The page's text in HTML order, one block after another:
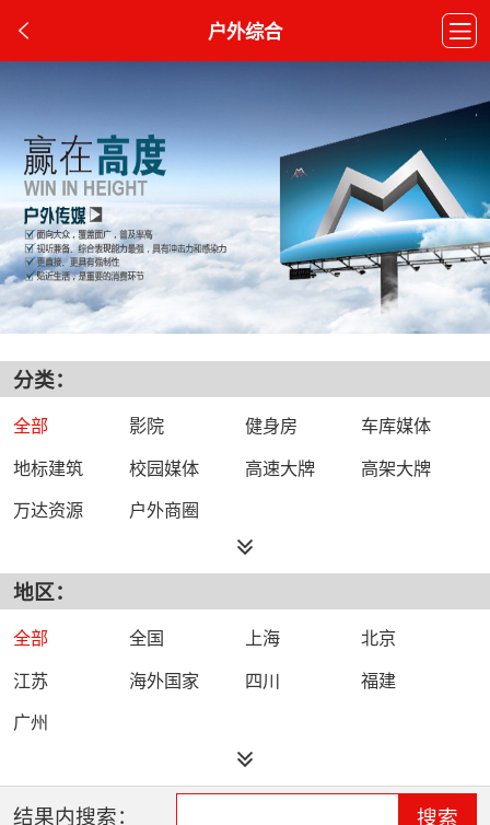
户外综合
分类：
全部 影院 健身房
车库媒体
地标建筑
校园媒体 高速大牌
高架大牌
万达资源
户外商圈
地区：
全部 全国 上海
北京
江苏
海外国家 四川
福建
广州
结果内搜索： 搜索